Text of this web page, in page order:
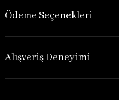
Ödeme Seçenekleri
Alışveriş Deneyimi